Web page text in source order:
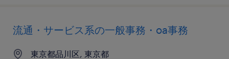
流通・サービス系の一般事務・oa事務
東京都品川区, 東京都